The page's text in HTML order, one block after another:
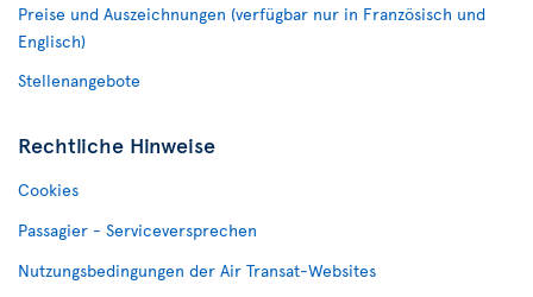
Preise und Auszeichnungen (verfügbar nur in Französisch und
Englisch)
Stellenangebote
Rechtliche Hinweise
Cookies
Passagier - Serviceversprechen
Nutzungsbedingungen der Air Transat-Websites